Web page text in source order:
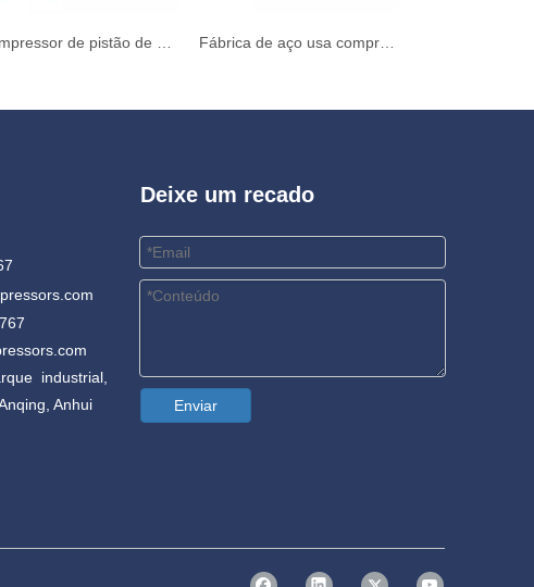
industrial,
Anhui
Deixe um recado
Enviar